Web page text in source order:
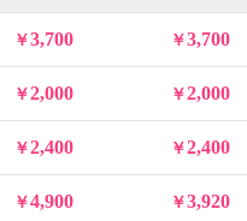
3,700 3,700
2,000 2,000
2,400 2,400
4,900 3,920